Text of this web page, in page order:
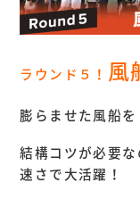
ラウンド５！ 風
膨らませた風船を
結構コツが必要
速さで大活躍！